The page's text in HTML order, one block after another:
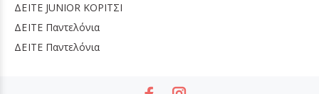
ΔΕΙΤΕ JUNIOR ΚΟΡΙΤΣΙ
ΔΕΙΤΕ Παντελόνια
ΔΕΙΤΕ Παντελόνια